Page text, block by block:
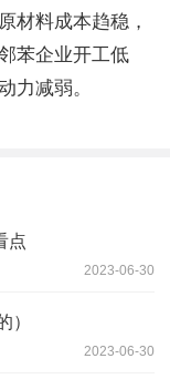
材料成本趋稳，
苯企业开工低
力减弱。
点
2023-06-30
）
2023-06-30